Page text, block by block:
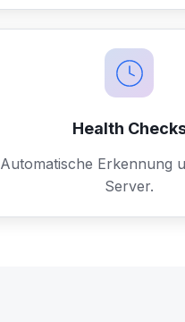
Health
Automatische Erkennung
Server.